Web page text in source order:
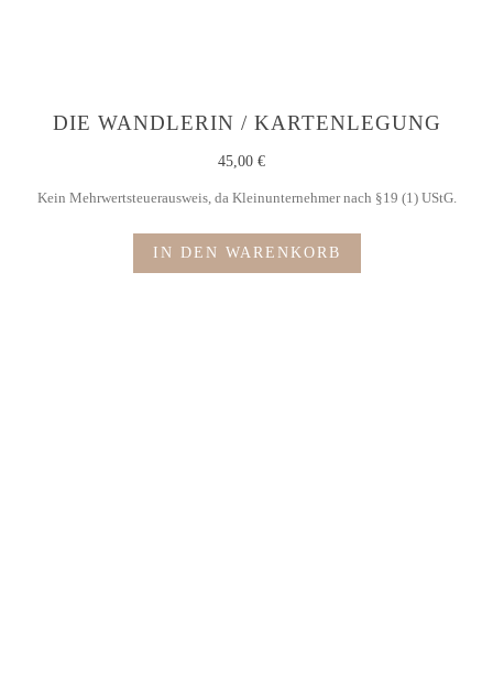
DIE WANDLERIN / KARTENLEGUNG
45,00 €
Kein Mehrwertsteuerausweis, da Kleinunternehmer nach §19 (1) UStG.
IN DEN WARENKORB